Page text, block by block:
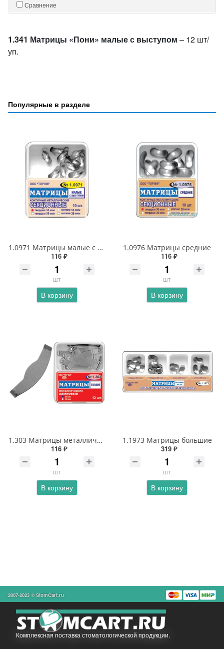
Сравнение
1.341 Матрицы «Пони» малые с выступом – 12 шт/
уп.
Популярные в разделе
1.0971 Матрицы малые с выступом
116 ₽
шт
В корзину
1.0976 Матрицы средние
116 ₽
шт
В корзину
1.303 Матрицы металлические замковые большие
116 ₽
шт
В корзину
1.1973 Матрицы большие
319 ₽
шт
В корзину
2007-2023 © StomCart.ru
Комплексная поставка стоматологической продукции.